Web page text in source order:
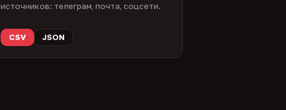
источников: телеграм, почта, соцсети.
CSV JSON